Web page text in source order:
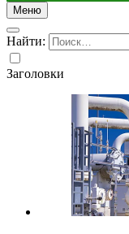
Меню
Найти:
Заголовки